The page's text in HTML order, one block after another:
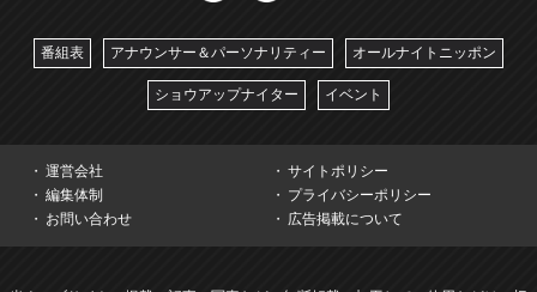
番組表 アナウンサー＆パーソナリティー オールナイトニッポン
ショウアップナイター イベント
運営会社
サイトポリシー
編集体制
プライバシーポリシー
お問い合わせ
広告掲載について